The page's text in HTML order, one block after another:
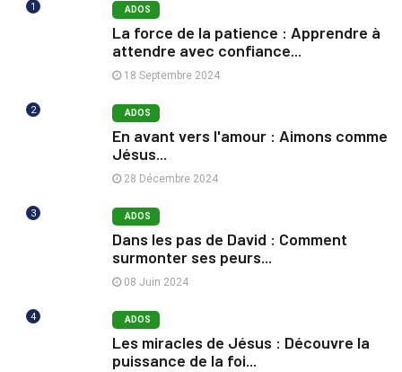
1 ADOS
La force de la patience : Apprendre à
attendre avec confiance...
18 Septembre 2024
2 ADOS
En avant vers l'amour : Aimons comme
Jésus...
28 Décembre 2024
3 ADOS
Dans les pas de David : Comment
surmonter ses peurs...
08 Juin 2024
4 ADOS
Les miracles de Jésus : Découvre la
puissance de la foi...